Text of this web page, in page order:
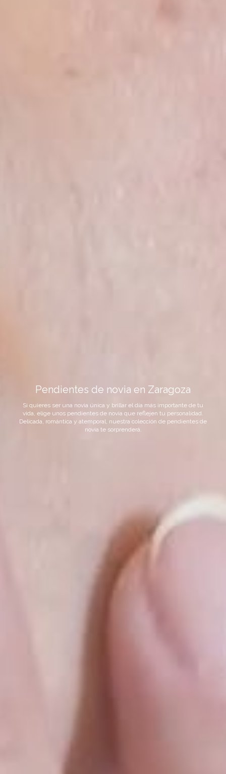
Pendientes de novia en Zaragoza
Si quieres ser una novia única y brillar el día más importante de tu
vida, elige unos pendientes de novia que reflejen tu personalidad.
Delicada, romántica y atemporal, nuestra colección de pendientes de
novia te sorprenderá.